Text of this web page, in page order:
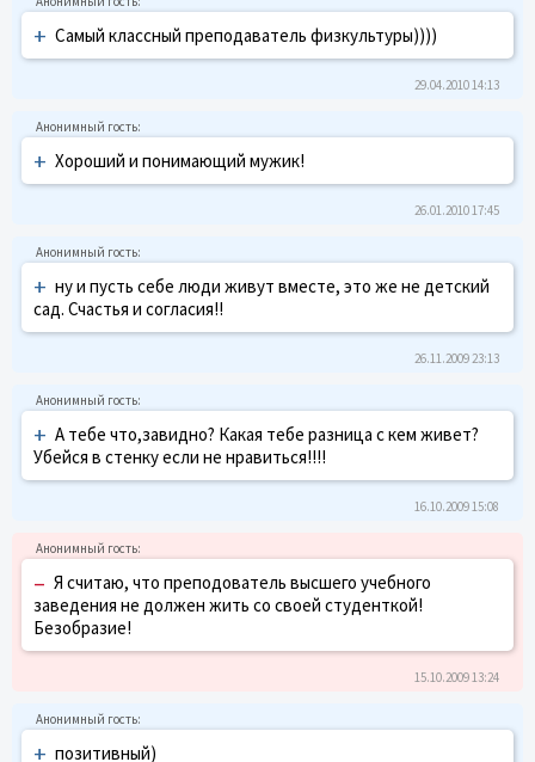
+ Самый классный преподаватель физкультуры))))
29.04.2010 14:13
+ Хороший и понимающий мужик!
26.01.2010 17:45
+ ну и пусть себе люди живут вместе, это же не детский
сад. Счастья и согласия!!
26.11.2009 23:13
+ А тебе что,завидно? Какая тебе разница с кем живет?
Убейся в стенку если не нравиться!!!!
16.10.2009 15:08
– Я считаю, что преподователь высшего учебного
заведения не должен жить со своей студенткой!
Безобразие!
15.10.2009 13:24
+ позитивный)